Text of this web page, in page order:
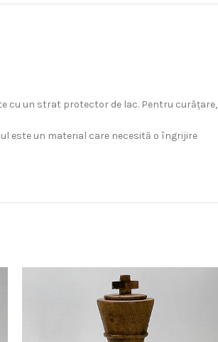
cu un strat protector de lac. Pentru curăţare,
este un material care necesită o îngrijire